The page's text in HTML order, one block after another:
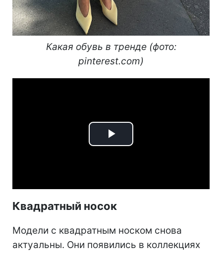
Какая обувь в тренде (фото:
pinterest.com)
Play
Квадратный носок
Модели с квадратным носком снова
актуальны. Они появились в коллекциях